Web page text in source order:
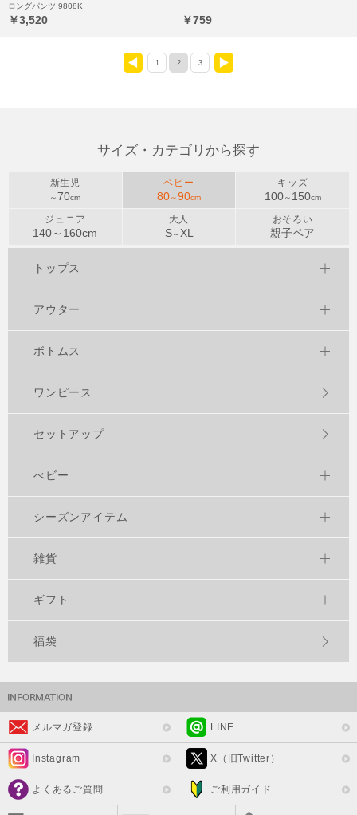
ロングパンツ 9808K
￥3,520 ￥759
1 2 3
サイズ・カテゴリから探す
新生児
～ 70cm
ベビー
80～90cm
キッズ
100～ 150cm
ジュニア
140～ 160cm
大人
S～ XL
おそろい
親子ペア
トップス
アウター
ボトムス
ワンピース
セットアップ
べビー
シーズンアイテム
雑貨
ギフト
福袋
メルマガ登録 LINE
Instagram X（旧Twitter）
よくあるご質問 ご利用ガイド